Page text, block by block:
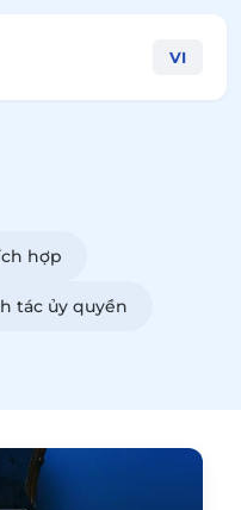
VI
hợp
tác ủy quyền